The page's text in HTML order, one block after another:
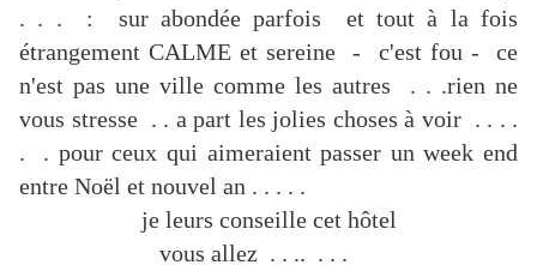
. . . : sur abondée parfois et tout à la fois
étrangement CALME et sereine - c'est fou - ce
n'est pas une ville comme les autres . . .rien ne
vous stresse . . a part les jolies choses à voir . . . .
. . pour ceux qui aimeraient passer un week end
entre Noël et nouvel an . . . . .
je leurs conseille cet hôtel
vous allez . . .. . . .